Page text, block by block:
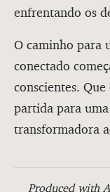
enfrentando os
O caminho para
conectado
conscientes.
partida para
transformadora
Produced with